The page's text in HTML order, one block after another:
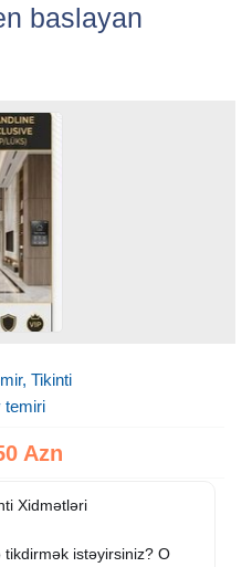
baslayan
Tikinti
temiri
Azn
Xidmətləri
tikdirmək istəyirsiniz? O